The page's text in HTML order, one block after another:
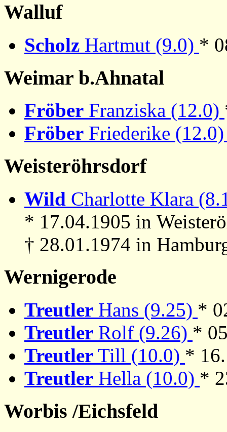
Walluf
Scholz Hartmut (9.0) *
Weimar b.Ahnatal
Fröber Franziska (12.0)
Fröber Friederike
Weisteröhrsdorf
Wild Charlotte Klara
* 17.04.1905 in
† 28.01.1974 in
Wernigerode
Treutler Hans (9.25) *
Treutler Rolf (9.26) *
Treutler Till (10.0) *
Treutler Hella (10.0) *
Worbis /Eichsfeld